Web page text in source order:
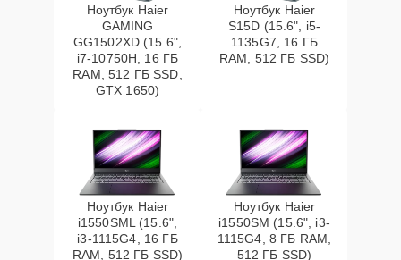
Ноутбук Haier
GAMING
GG1502XD (15.6",
i7-10750H, 16 ГБ
RAM, 512 ГБ SSD,
GTX 1650)
Ноутбук Haier
S15D (15.6", i5-
1135G7, 16 ГБ
RAM, 512 ГБ SSD)
Ноутбук Haier
i1550SML (15.6",
i3-1115G4, 16 ГБ
RAM, 512 ГБ SSD)
Ноутбук Haier
i1550SM (15.6", i3-
1115G4, 8 ГБ RAM,
512 ГБ SSD)